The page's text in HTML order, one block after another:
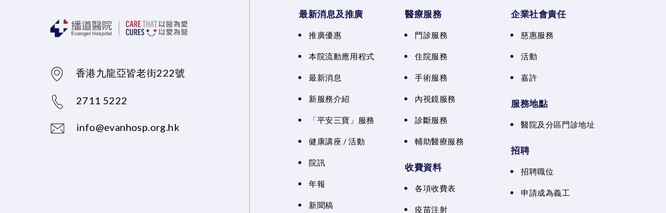
香港九龍亞皆老街222號
2711 5222
info@evanhosp.org.hk
最新消息及推廣
推廣優惠
本院流動應用程式
最新消息
新服務介紹
「平安三寶」服務
健康講座 / 活動
院訊
年報
新聞稿
醫療服務
門診服務
住院服務
手術服務
內視鏡服務
診斷服務
輔助醫療服務
收費資料
各項收費表
疫苗注射
企業社會責任
慈惠服務
活動
嘉許
服務地點
醫院及分區門診地址
招聘
招聘職位
申請成為義工